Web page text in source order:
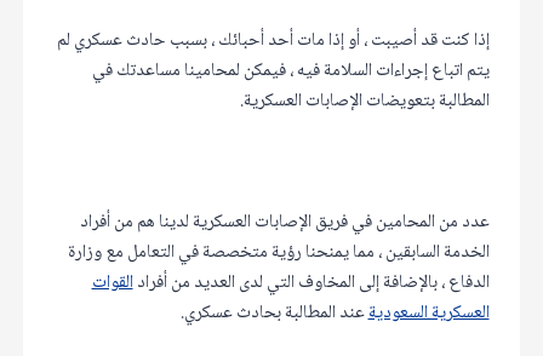
إذا كنت قد أصيبت ، أو إذا مات أحد أحبائك ، بسبب حادث عسكري لم
يتم اتباع إجراءات السلامة فيه ، فيمكن لمحامينا مساعدتك في
المطالبة بتعويضات الإصابات العسكرية.
عدد من المحامين في فريق الإصابات العسكرية لدينا هم من أفراد
الخدمة السابقين ، مما يمنحنا رؤية متخصصة في التعامل مع وزارة
الدفاع ، بالإضافة إلى المخاوف التي لدى العديد من أفرادالقوات
العسكرية السعوديةعند المطالبة بحادث عسكري.